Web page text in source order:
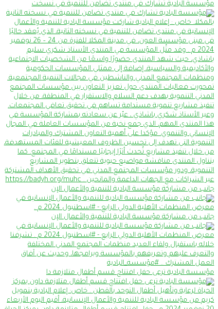
مؤسسة البادية تشارك في منتدى تضامن للتنمية في نسخت
جانب من مشاركة مؤسسة البادية للتنمية والأعمال الإن
جانب من مشاركة مؤسسة البادية للتنمية والأعمال الإن
مؤسسة البادية ترعى حفل افتتاح قسم أطفال متلازمة دا